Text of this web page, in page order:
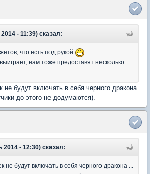
- 11:39) сказал:
что есть под рукой
нам тоже предоставят несколько
не будут включать в себя черного дракона
до этого не додумаются).
2014 - 12:30) сказал:
не будут включать в себя черного дракона ...